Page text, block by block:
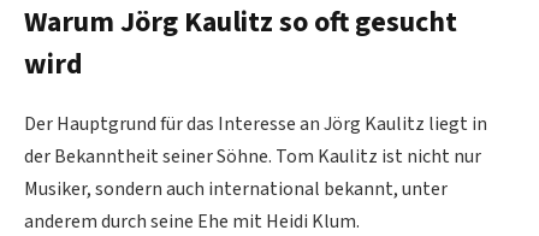
Warum Jörg Kaulitz so oft gesucht
wird
Der Hauptgrund für das Interesse an Jörg Kaulitz liegt in
der Bekanntheit seiner Söhne. Tom Kaulitz ist nicht nur
Musiker, sondern auch international bekannt, unter
anderem durch seine Ehe mit Heidi Klum.